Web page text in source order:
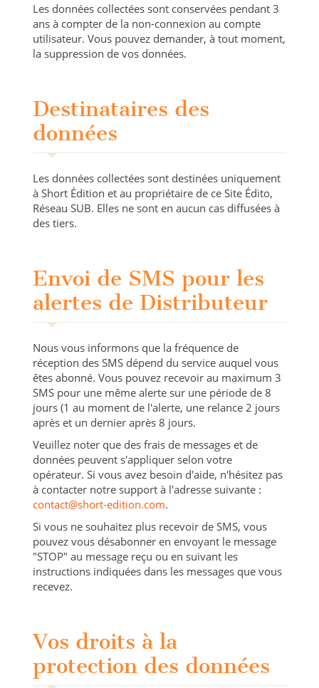
Les données collectées sont conservées pendant 3
ans à compter de la non-connexion au compte
utilisateur. Vous pouvez demander, à tout moment,
la suppression de vos données.
Destinataires des
données
Les données collectées sont destinées uniquement
à Short Édition et au propriétaire de ce Site Édito,
Réseau SUB. Elles ne sont en aucun cas diffusées à
des tiers.
Envoi de SMS pour les
alertes de Distributeur
Nous vous informons que la fréquence de
réception des SMS dépend du service auquel vous
êtes abonné. Vous pouvez recevoir au maximum 3
SMS pour une même alerte sur une période de 8
jours (1 au moment de l'alerte, une relance 2 jours
après et un dernier après 8 jours.
Veuillez noter que des frais de messages et de
données peuvent s'appliquer selon votre
opérateur. Si vous avez besoin d'aide, n'hésitez pas
à contacter notre support à l'adresse suivante :
contact@short-edition.com.
Si vous ne souhaitez plus recevoir de SMS, vous
pouvez vous désabonner en envoyant le message
"STOP" au message reçu ou en suivant les
instructions indiquées dans les messages que vous
recevez.
Vos droits à la
protection des données